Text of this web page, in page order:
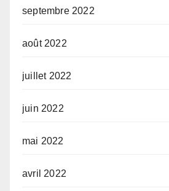
septembre 2022
août 2022
juillet 2022
juin 2022
mai 2022
avril 2022